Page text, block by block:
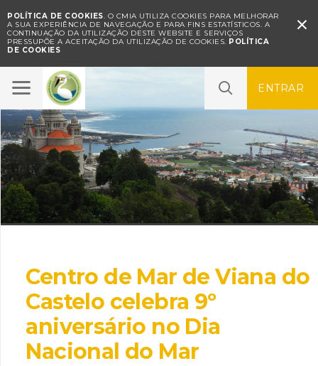
POLÍTICA DE COOKIES. O CMIA UTILIZA COOKIES PARA MELHORAR
A SUA EXPERIÊNCIA DE NAVEGAÇÃO E PARA FINS ESTATÍSTICOS. A
CONTINUAÇÃO DA UTILIZAÇÃO DESTE WEBSITE E SERVIÇOS
PRESSUPÕE A ACEITAÇÃO DA UTILIZAÇÃO DE COOKIES. POLÍTICA
DE COOKIES

ENTRAR
Centro de Mar de Viana do
Castelo celebra 9º
aniversário no Dia
Nacional do Mar